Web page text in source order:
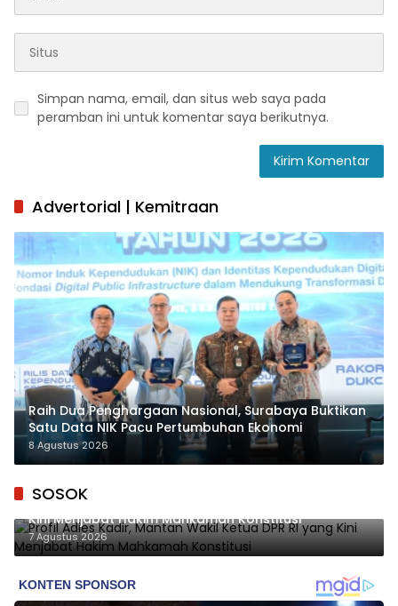
Simpan nama, email, dan situs web saya pada
peramban ini untuk komentar saya berikutnya.
Advertorial | Kemitraan
Raih Dua Penghargaan Nasional, Surabaya Buktikan
Satu Data NIK Pacu Pertumbuhan Ekonomi
8 Agustus 2026
SOSOK
Profil Adies Kadir, Mantan Wakil Ketua DPR RI yang
Kini Menjabat Hakim Mahkamah Konstitusi
7 Agustus 2026